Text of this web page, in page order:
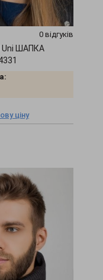
0 відгуків
Uni ШАПКА
ціну